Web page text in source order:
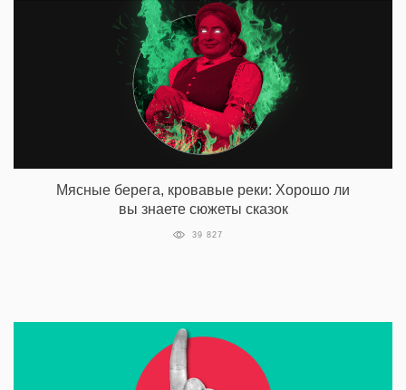
Мясные берега, кровавые реки: Хорошо ли
вы знаете сюжеты сказок
39 827